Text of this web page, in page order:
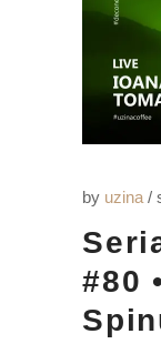
by uzina
#80